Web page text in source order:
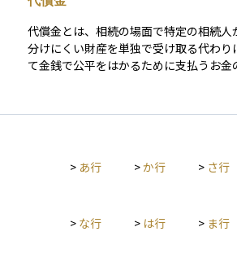
いて分け方が指定されていないときに行
いがまとまらない場合は、家庭裁判所で
とになります。
代償金とは、相続の場面で特定の相続人
分けにくい財産を単独で受け取る代わり
て金銭で公平をはかるために支払うお金
見合った金額を他の相続人に支払うこと
ます。資産運用の観点からも、現金での
> あ行 >か行 > さ行
> な行 > は行 > ま行